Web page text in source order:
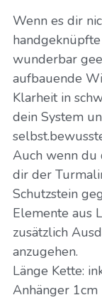
Wenn es dir
wunderbar
aufbauende
Klarheit in
dein System
Auch wenn du
dir der
Schutzstein
Elemente aus
zusätzlich
anzugehen.
Länge Kette:
Anhänger 1cm